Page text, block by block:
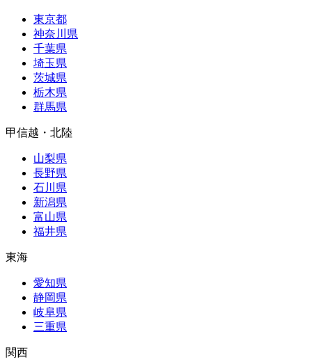
東京都
神奈川県
千葉県
埼玉県
茨城県
栃木県
群馬県
甲信越・北陸
山梨県
長野県
石川県
新潟県
富山県
福井県
東海
愛知県
静岡県
岐阜県
三重県
関西